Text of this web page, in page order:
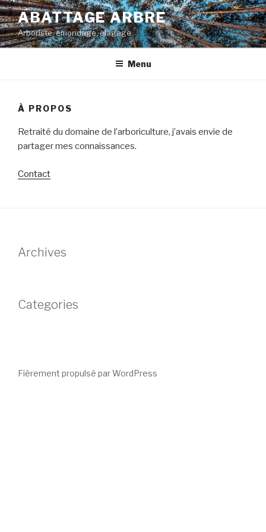
Aller
au
contenu
ABATTAGE ARBRE
Arboriste, emondage, elagage
Menu
À PROPOS
Retraité du domaine de l’arboriculture, j’avais envie de
partager mes connaissances.
Contact
Archives
Categories
Fièrement propulsé par WordPress